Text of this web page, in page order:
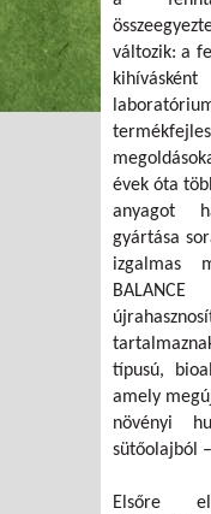
változik: a
évek óta
anyagot
gyártása
izgalmas
típusú,
amely
növényi
sütőolajból
Elsőre